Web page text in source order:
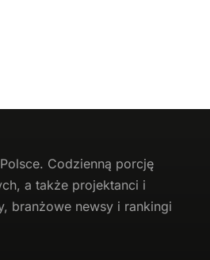
Codzienną porcję
a także projektanci i
branżowe newsy i rankingi